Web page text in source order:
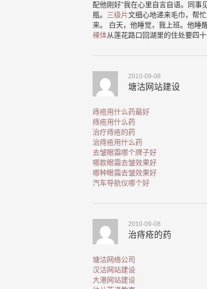
配他刚好”我在心里自言自语。同事
瓶。 三级片文细心地递来毛巾，帮
来。 白天，他睡觉，我上班。他睡
裸体从莲花路口回湖里的住处要四十
2010-09-08
塘沽网站建设
痔疮用什么药最好
痔疮用什么药
治疗痔疮的药
治痔疮用什么药
去皱眼霜哪个牌子好
哪款眼霜去皱效果好
哪种眼霜去皱效果好
汽车导航仪哪个好
2010-09-08
治痔疮的药
塘沽网络公司
汉沽网站建设
大港网站建设